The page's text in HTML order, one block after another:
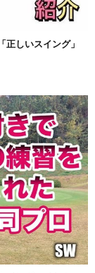
正しいスイング」